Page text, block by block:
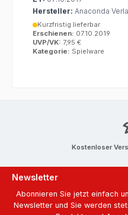
Hersteller: Anaconda
Kurzfristig lieferbar
Erschienen: 07.10.2019
UVP/VK: 7,95 €
Kategorie: Spielware
Kostenloser
Newsletter
Abonnieren Sie jetzt einfach
Newsletter und Sie werden